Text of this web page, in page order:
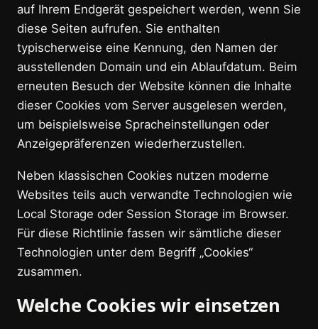
auf Ihrem Endgerät gespeichert werden, wenn Sie
diese Seiten aufrufen. Sie enthalten
typischerweise eine Kennung, den Namen der
ausstellenden Domain und ein Ablaufdatum. Beim
erneuten Besuch der Website können die Inhalte
dieser Cookies vom Server ausgelesen werden,
um beispielsweise Spracheinstellungen oder
Anzeigepräferenzen wiederherzustellen.
Neben klassischen Cookies nutzen moderne
Websites teils auch verwandte Technologien wie
Local Storage oder Session Storage im Browser.
Für diese Richtlinie fassen wir sämtliche dieser
Technologien unter dem Begriff „Cookies“
zusammen.
Welche Cookies wir einsetzen